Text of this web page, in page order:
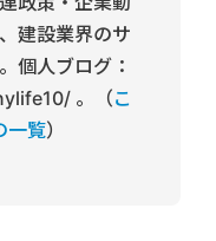
建設業界のサ
個人ブログ：
。（こ
一覧）